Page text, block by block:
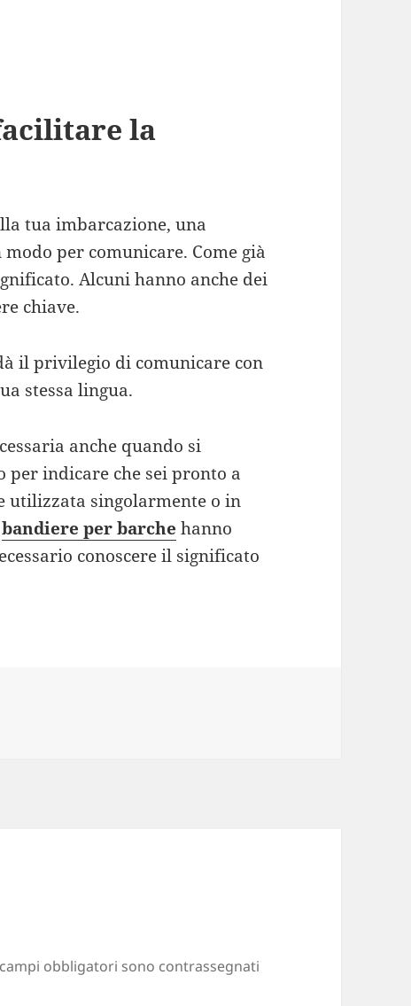
la
tua imbarcazione, una
per comunicare. Come già
Alcuni hanno anche dei
chiave.
il privilegio di comunicare con
stessa lingua.
anche quando si
per indicare che sei pronto a
utilizzata singolarmente o in
bandiere per barche hanno
conoscere il significato
obbligatori sono contrassegnati